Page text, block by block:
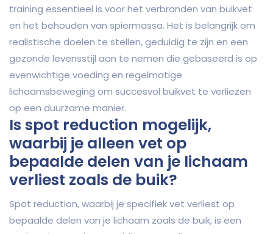
training essentieel is voor het verbranden van buikvet
en het behouden van spiermassa. Het is belangrijk om
realistische doelen te stellen, geduldig te zijn en een
gezonde levensstijl aan te nemen die gebaseerd is op
evenwichtige voeding en regelmatige
lichaamsbeweging om succesvol buikvet te verliezen
op een duurzame manier.
Is spot reduction mogelijk,
waarbij je alleen vet op
bepaalde delen van je lichaam
verliest zoals de buik?
Spot reduction, waarbij je specifiek vet verliest op
bepaalde delen van je lichaam zoals de buik, is een